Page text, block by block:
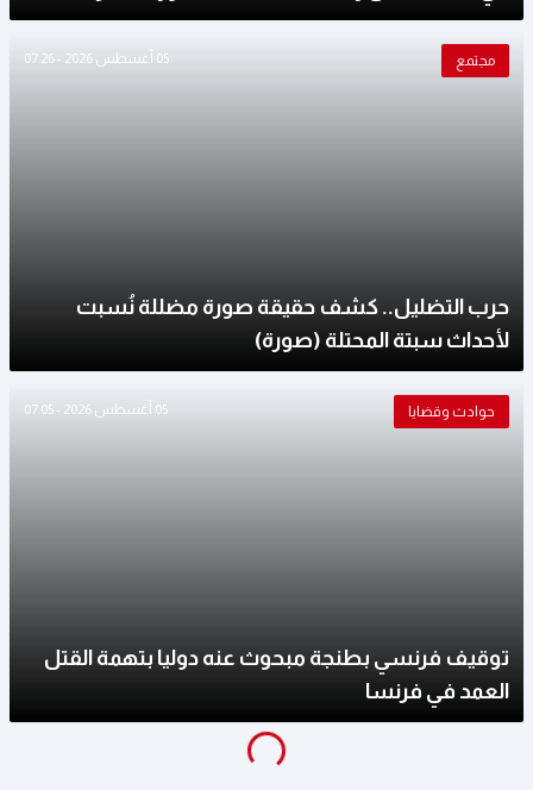
مجتمع 05 أغسطس 2026 - 07:26
حرب التضليل.. كشف حقيقة صورة مضللة نُسبت
لأحداث سبتة المحتلة (صورة)
حوادث وقضايا 05 أغسطس 2026 - 07:05
توقيف فرنسي بطنجة مبحوث عنه دوليا بتهمة القتل
العمد في فرنسا
g
...